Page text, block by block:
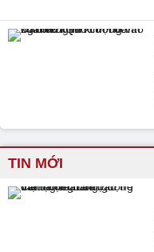
TIN MỚI